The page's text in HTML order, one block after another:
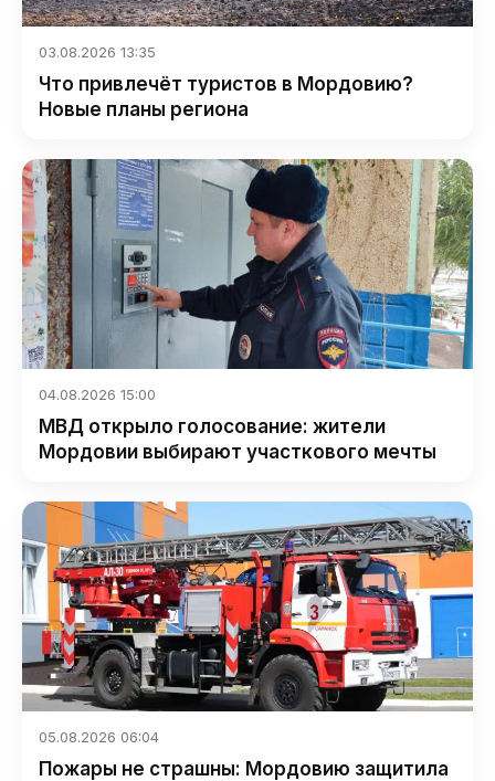
03.08.2026 13:35
Что привлечёт туристов в Мордовию?
Новые планы региона
04.08.2026 15:00
МВД открыло голосование: жители
Мордовии выбирают участкового мечты
05.08.2026 06:04
Пожары не страшны: Мордовию защитила